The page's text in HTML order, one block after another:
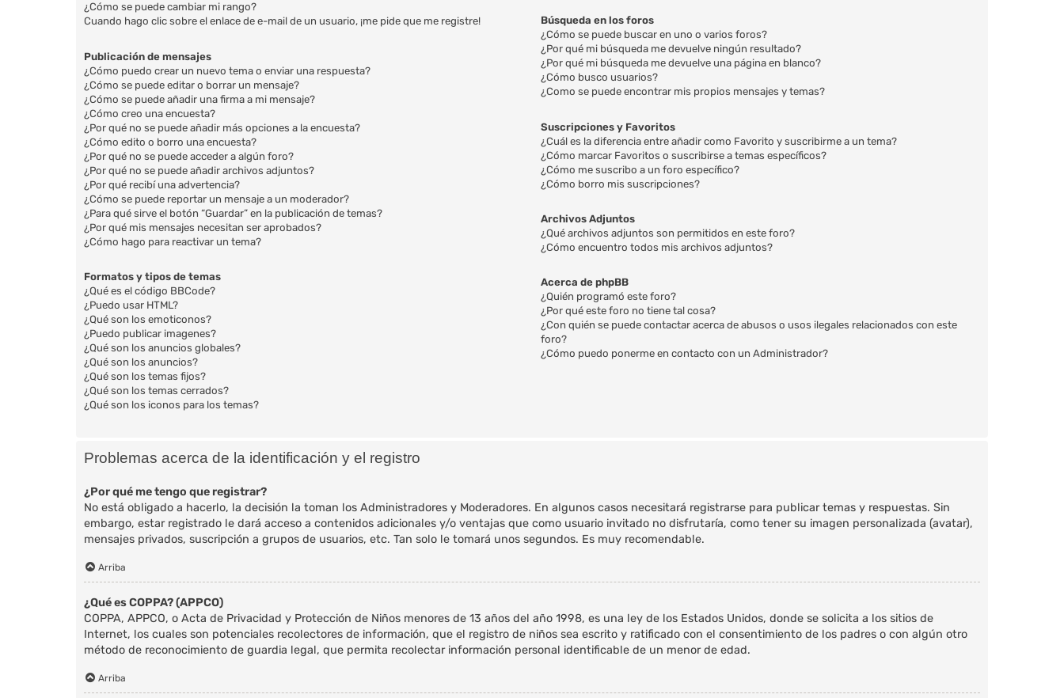
¿Cómo se puede cambiar mi rango?
Cuando hago clic sobre el enlace de e-mail de un usuario, ¡me pide que me registre!
Publicación de mensajes
¿Cómo puedo crear un nuevo tema o enviar una respuesta?
¿Cómo se puede editar o borrar un mensaje?
¿Cómo se puede añadir una firma a mi mensaje?
¿Cómo creo una encuesta?
¿Por qué no se puede añadir más opciones a la encuesta?
¿Cómo edito o borro una encuesta?
¿Por qué no se puede acceder a algún foro?
¿Por qué no se puede añadir archivos adjuntos?
¿Por qué recibí una advertencia?
¿Cómo se puede reportar un mensaje a un moderador?
¿Para qué sirve el botón “Guardar” en la publicación de temas?
¿Por qué mis mensajes necesitan ser aprobados?
¿Cómo hago para reactivar un tema?
Formatos y tipos de temas
¿Qué es el código BBCode?
¿Puedo usar HTML?
¿Qué son los emoticonos?
¿Puedo publicar imagenes?
¿Qué son los anuncios globales?
¿Qué son los anuncios?
¿Qué son los temas fijos?
¿Qué son los temas cerrados?
¿Qué son los iconos para los temas?
Búsqueda en los foros
¿Cómo se puede buscar en uno o varios foros?
¿Por qué mi búsqueda me devuelve ningún resultado?
¿Por qué mi búsqueda me devuelve una página en blanco?
¿Cómo busco usuarios?
¿Como se puede encontrar mis propios mensajes y temas?
Suscripciones y Favoritos
¿Cuál es la diferencia entre añadir como Favorito y suscribirme a un tema?
¿Cómo marcar Favoritos o suscribirse a temas específicos?
¿Cómo me suscribo a un foro específico?
¿Cómo borro mis suscripciones?
Archivos Adjuntos
¿Qué archivos adjuntos son permitidos en este foro?
¿Cómo encuentro todos mis archivos adjuntos?
Acerca de phpBB
¿Quién programó este foro?
¿Por qué este foro no tiene tal cosa?
¿Con quién se puede contactar acerca de abusos o usos ilegales relacionados con este
foro?
¿Cómo puedo ponerme en contacto con un Administrador?
Problemas acerca de la identificación y el registro
¿Por qué me tengo que registrar?
No está obligado a hacerlo, la decisión la toman los Administradores y Moderadores. En algunos casos necesitará registrarse para publicar temas y respuestas. Sin
embargo, estar registrado le dará acceso a contenidos adicionales y/o ventajas que como usuario invitado no disfrutaría, como tener su imagen personalizada (avatar),
mensajes privados, suscripción a grupos de usuarios, etc. Tan solo le tomará unos segundos. Es muy recomendable.
Arriba
¿Qué es COPPA? (APPCO)
COPPA, APPCO, o Acta de Privacidad y Protección de Niños menores de 13 años del año 1998, es una ley de los Estados Unidos, donde se solicita a los sitios de
Internet, los cuales son potenciales recolectores de información, que el registro de niños sea escrito y ratificado con el consentimiento de los padres o con algún otro
método de reconocimiento de guardia legal, que permita recolectar información personal identificable de un menor de edad.
Arriba